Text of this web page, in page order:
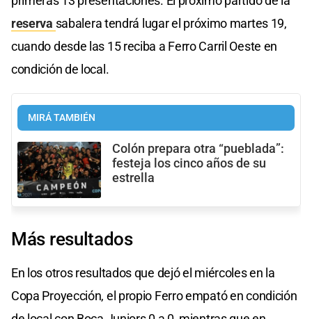
reserva sabalera tendrá lugar el próximo martes 19,
cuando desde las 15 reciba a Ferro Carril Oeste en
condición de local.
MIRÁ TAMBIÉN
Colón prepara otra “pueblada”:
festeja los cinco años de su
estrella
Más resultados
En los otros resultados que dejó el miércoles en la
Copa Proyección, el propio Ferro empató en condición